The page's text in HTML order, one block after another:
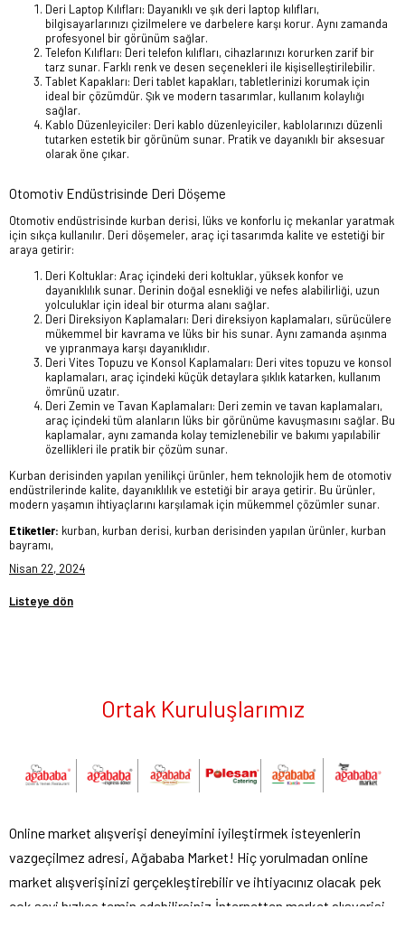
Deri Laptop Kılıfları: Dayanıklı ve şık deri laptop kılıfları,
bilgisayarlarınızı çizilmelere ve darbelere karşı korur. Aynı zamanda
profesyonel bir görünüm sağlar.
Telefon Kılıfları: Deri telefon kılıfları, cihazlarınızı korurken zarif bir
tarz sunar. Farklı renk ve desen seçenekleri ile kişiselleştirilebilir.
Tablet Kapakları: Deri tablet kapakları, tabletlerinizi korumak için
ideal bir çözümdür. Şık ve modern tasarımlar, kullanım kolaylığı
sağlar.
Kablo Düzenleyiciler: Deri kablo düzenleyiciler, kablolarınızı düzenli
tutarken estetik bir görünüm sunar. Pratik ve dayanıklı bir aksesuar
olarak öne çıkar.
Otomotiv Endüstrisinde Deri Döşeme
Otomotiv endüstrisinde kurban derisi, lüks ve konforlu iç mekanlar yaratmak
için sıkça kullanılır. Deri döşemeler, araç içi tasarımda kalite ve estetiği bir
araya getirir:
Deri Koltuklar: Araç içindeki deri koltuklar, yüksek konfor ve
dayanıklılık sunar. Derinin doğal esnekliği ve nefes alabilirliği, uzun
yolculuklar için ideal bir oturma alanı sağlar.
Deri Direksiyon Kaplamaları: Deri direksiyon kaplamaları, sürücülere
mükemmel bir kavrama ve lüks bir his sunar. Aynı zamanda aşınma
ve yıpranmaya karşı dayanıklıdır.
Deri Vites Topuzu ve Konsol Kaplamaları: Deri vites topuzu ve konsol
kaplamaları, araç içindeki küçük detaylara şıklık katarken, kullanım
ömrünü uzatır.
Deri Zemin ve Tavan Kaplamaları: Deri zemin ve tavan kaplamaları,
araç içindeki tüm alanların lüks bir görünüme kavuşmasını sağlar. Bu
kaplamalar, aynı zamanda kolay temizlenebilir ve bakımı yapılabilir
özellikleri ile pratik bir çözüm sunar.
Kurban derisinden yapılan yenilikçi ürünler, hem teknolojik hem de otomotiv
endüstrilerinde kalite, dayanıklılık ve estetiği bir araya getirir. Bu ürünler,
modern yaşamın ihtiyaçlarını karşılamak için mükemmel çözümler sunar.
Etiketler: kurban, kurban derisi, kurban derisinden yapılan ürünler, kurban
bayramı,
Nisan 22, 2024
Listeye dön
Ortak Kuruluşlarımız
Online market alışverişi deneyimini iyileştirmek isteyenlerin
vazgeçilmez adresi, Ağababa Market! Hiç yorulmadan online
market alışverişinizi gerçekleştirebilir ve ihtiyacınız olacak pek
çok şeyi hızlıca temin edebilirsiniz.İnternetten market alışverişi